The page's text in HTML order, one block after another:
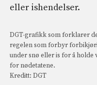
eller ishendelser.
DGT-grafikk som forklarer
regelen som forbyr
under snø eller is for å
for nødetatene.
Kreditt: DGT